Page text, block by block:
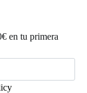
en tu primera